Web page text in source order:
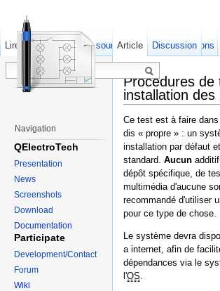
Procédures de
installation des
Ce test est à faire
dis « propre » : un
installation par défaut
standard. Aucun
dépôt spécifique, de
multimédia d'aucune
recommandé d'utiliser
pour ce type de chose.
Le système devra
a internet, afin de
dépendances via le
l'OS
Article Discussion
Lire Afficher le texte source Anciennes révisions
Navigation
QElectroTech
Presentation
News
Screenshots
Download
Documentation
Participate
Development/Contact
Forum
Wiki